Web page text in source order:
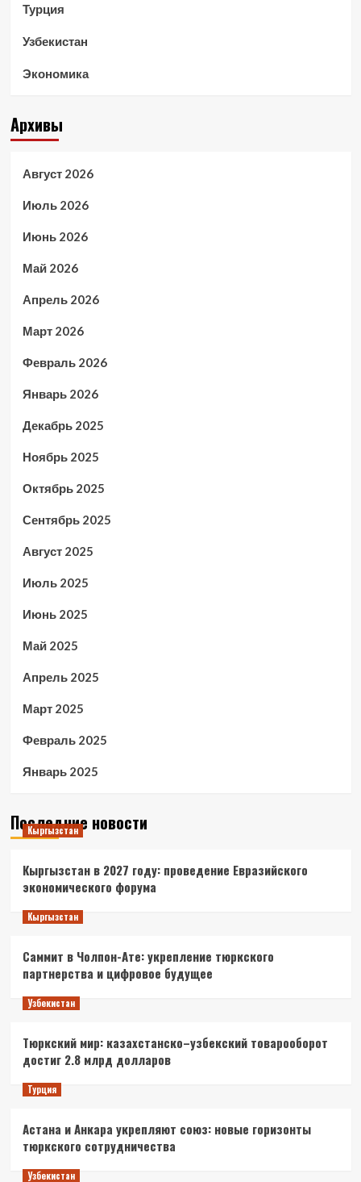
Турция
Узбекистан
Экономика
Архивы
Август 2026
Июль 2026
Июнь 2026
Май 2026
Апрель 2026
Март 2026
Февраль 2026
Январь 2026
Декабрь 2025
Ноябрь 2025
Октябрь 2025
Сентябрь 2025
Август 2025
Июль 2025
Июнь 2025
Май 2025
Апрель 2025
Март 2025
Февраль 2025
Январь 2025
Последние новости
Кыргызстан
Кыргызстан в 2027 году: проведение Евразийского
экономического форума
Кыргызстан
Саммит в Чолпон-Ате: укрепление тюркского
партнерства и цифровое будущее
Узбекистан
Тюркский мир: казахстанско–узбекский товарооборот
достиг 2.8 млрд долларов
Турция
Астана и Анкара укрепляют союз: новые горизонты
тюркского сотрудничества
Узбекистан